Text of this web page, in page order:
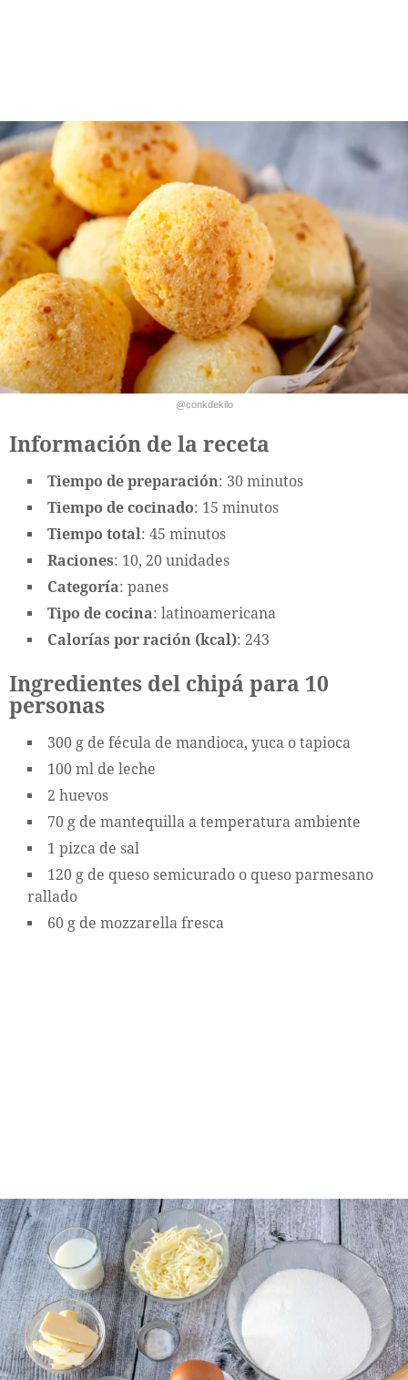
@conkdekilo
Información de la receta
Tiempo de preparación: 30 minutos
Tiempo de cocinado: 15 minutos
Tiempo total : 45 minutos
Raciones: 10, 20 unidades
Categoría: panes
Tipo de cocina: latinoamericana
Calorías por ración (kcal): 243
Ingredientes del chipá para 10
personas
300 g de fécula de mandioca, yuca o tapioca
100 ml de leche
2 huevos
70 g de mantequilla a temperatura ambiente
1 pizca de sal
120 g de queso semicurado o queso parmesano
rallado
60 g de mozzarella fresca